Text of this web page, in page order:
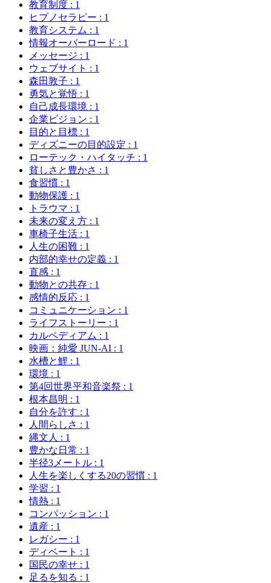
教育制度 : 1
ヒプノセラピー : 1
教育システム : 1
情報オーバーロード : 1
メッセージ : 1
ウェブサイト : 1
森田敦子 : 1
勇気と覚悟 : 1
自己成長環境 : 1
企業ビジョン : 1
目的と目標 : 1
ディズニーの目的設定 : 1
ローテック・ハイタッチ : 1
貧しさと豊かさ : 1
食習慣 : 1
動物保護 : 1
トラウマ : 1
未来の変え方 : 1
車椅子生活 : 1
人生の困難 : 1
内部的幸せの定義 : 1
直感 : 1
動物との共存 : 1
感情的反応 : 1
コミュニケーション : 1
ライフストーリー : 1
カルペディアム : 1
映画：純愛 JUN-AI : 1
水槽と鯉 : 1
環境 : 1
第4回世界平和音楽祭 : 1
根本昌明 : 1
自分を許す : 1
人間らしさ : 1
縄文人 : 1
豊かな日常 : 1
半径3メートル : 1
人生を楽しくする20の習慣 : 1
学習 : 1
情熱 : 1
コンパッション : 1
遺産 : 1
レガシー : 1
ディベート : 1
国民の幸せ : 1
足るを知る : 1